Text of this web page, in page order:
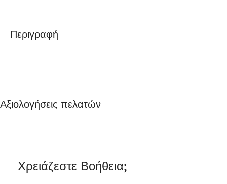
Περιγραφή
Αξιολογήσεις πελατών
Χρειάζεστε Βοήθεια;